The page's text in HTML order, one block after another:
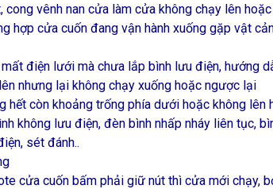
cong vênh nan cửa làm cửa không chạy lên
hợp cửa cuốn đang vận hành xuống gặp vật
điện lưới mà chưa lắp bình lưu điện, hướng
nhưng lại không chạy xuống hoặc ngược lại
hết còn khoảng trống phía dưới hoặc không lên
không lưu điện, đèn bình nhấp nháy liên tục,
sét đánh..
cửa cuốn bấm phải giữ nút thì cửa mới chạy,